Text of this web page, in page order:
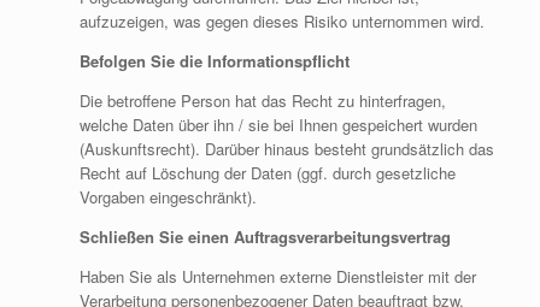
aufzuzeigen, was gegen dieses Risiko unternommen wird.
Befolgen Sie die Informationspflicht
Die betroffene Person hat das Recht zu hinterfragen,
welche Daten über ihn / sie bei Ihnen gespeichert wurden
(Auskunftsrecht). Darüber hinaus besteht grundsätzlich das
Recht auf Löschung der Daten (ggf. durch gesetzliche
Vorgaben eingeschränkt).
Schließen Sie einen Auftragsverarbeitungsvertrag
Haben Sie als Unternehmen externe Dienstleister mit der
Verarbeitung personenbezogener Daten beauftragt bzw.